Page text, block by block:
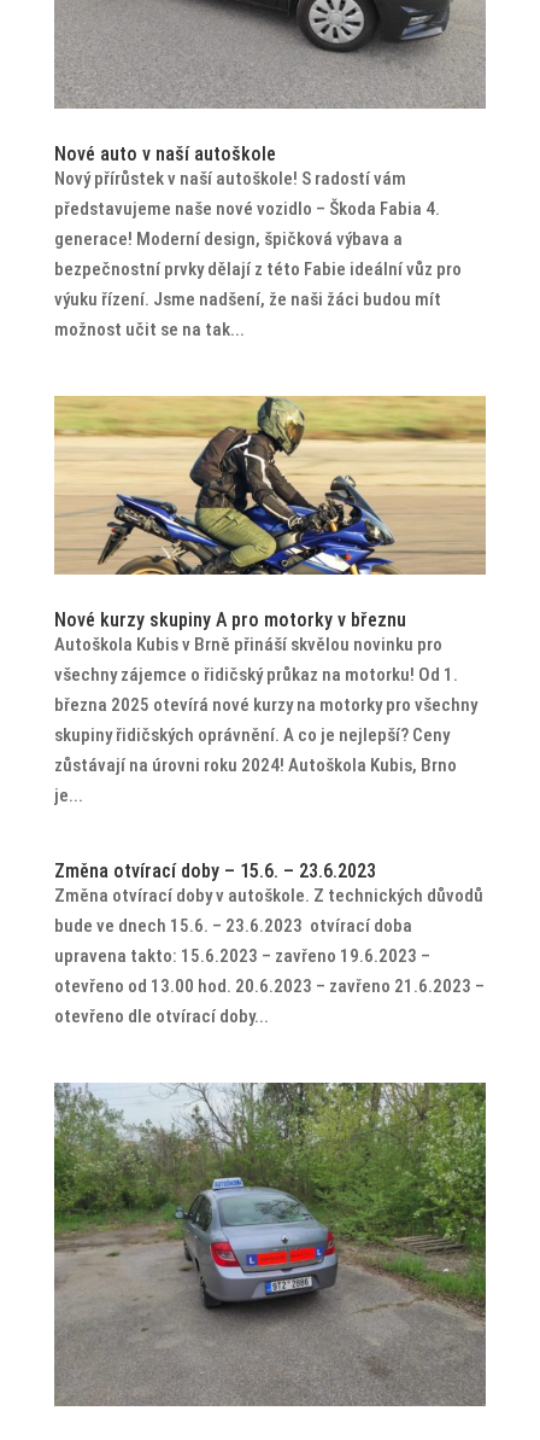
Nové auto v naší autoškole
Nový přírůstek v naší autoškole! S radostí vám
představujeme naše nové vozidlo – Škoda Fabia 4.
generace! Moderní design, špičková výbava a
bezpečnostní prvky dělají z této Fabie ideální vůz pro
výuku řízení. Jsme nadšení, že naši žáci budou mít
možnost učit se na tak...
Nové kurzy skupiny A pro motorky v březnu
Autoškola Kubis v Brně přináší skvělou novinku pro
všechny zájemce o řidičský průkaz na motorku! Od 1.
března 2025 otevírá nové kurzy na motorky pro všechny
skupiny řidičských oprávnění. A co je nejlepší? Ceny
zůstávají na úrovni roku 2024! Autoškola Kubis, Brno
je...
Změna otvírací doby – 15.6. – 23.6.2023
Změna otvírací doby v autoškole. Z technických důvodů
bude ve dnech 15.6. – 23.6.2023 otvírací doba
upravena takto: 15.6.2023 – zavřeno 19.6.2023 –
otevřeno od 13.00 hod. 20.6.2023 – zavřeno 21.6.2023 –
otevřeno dle otvírací doby...